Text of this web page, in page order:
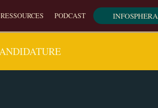
RESSOURCES PODCAST INFOSPHERA